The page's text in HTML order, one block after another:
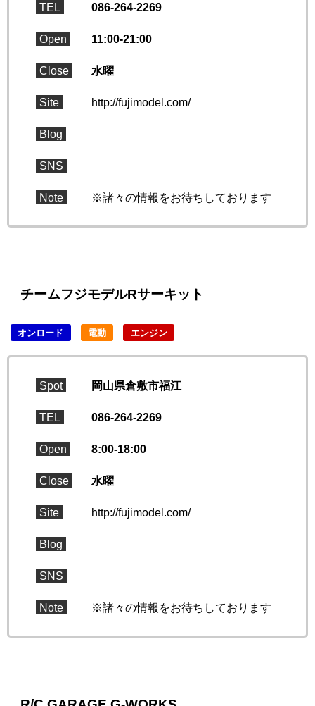
TEL 086-264-2269
Open 11:00-21:00
Close 水曜
Site http://fujimodel.com/
Blog
SNS
Note ※諸々の情報をお待ちしております
チームフジモデルRサーキット
オンロード 電動 エンジン
Spot 岡山県倉敷市福江
TEL 086-264-2269
Open 8:00-18:00
Close 水曜
Site http://fujimodel.com/
Blog
SNS
Note ※諸々の情報をお待ちしております